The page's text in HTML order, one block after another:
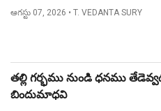
ఆగస్టు 07, 2026 • T. VEDANTA SURY
తల్లి గర్భము నుండి ధనము
బిందుమాధవి